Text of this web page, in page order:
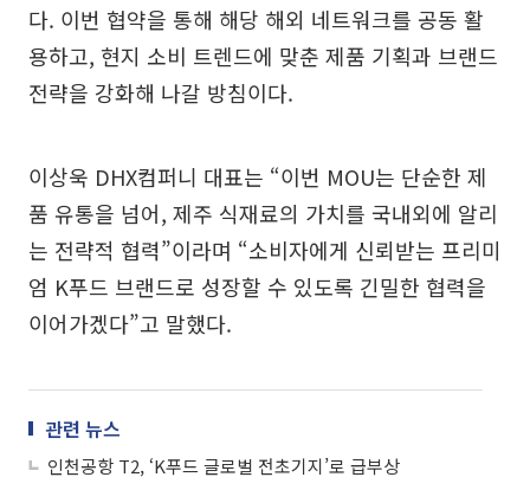
다. 이번 협약을 통해 해당 해외 네트워크를 공동 활
용하고, 현지 소비 트렌드에 맞춘 제품 기획과 브랜드
전략을 강화해 나갈 방침이다.
이상욱 DHX컴퍼니 대표는 “이번 MOU는 단순한 제
품 유통을 넘어, 제주 식재료의 가치를 국내외에 알리
는 전략적 협력”이라며 “소비자에게 신뢰받는 프리미
엄 K푸드 브랜드로 성장할 수 있도록 긴밀한 협력을
이어가겠다”고 말했다.
관련 뉴스
인천공항 T2, ‘K푸드 글로벌 전초기지’로 급부상